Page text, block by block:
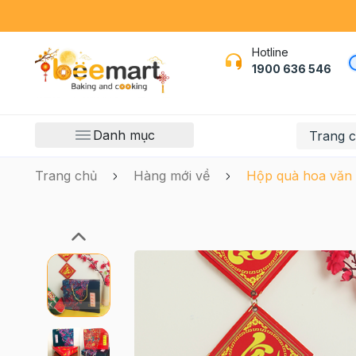
Hotline
1900 636 546
Danh mục Trang
Trang chủ Hàng mới về Hộp quà hoa